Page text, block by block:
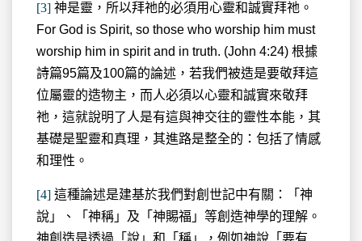
[3] 神是靈，所以拜祂的必須用心靈和誠實拜祂。
For God is Spirit, so those who worship him must
worship him in spirit and in truth. (John 4:24) 根據
詩篇95篇及100篇的論述，若我們被造是要敬拜這
位屬靈的造物主，而人必須以心靈和誠實來敬拜
祂，這就說明了人是有這與神交往的靈性本能，其
基礎是聖靈和真理，其進路是整全的：包括了情感
和理性。
[4] 這種論述是建基於我們對創世記中有關：「神
說」、「神稱」及「神賜福」等創造神學的理解。